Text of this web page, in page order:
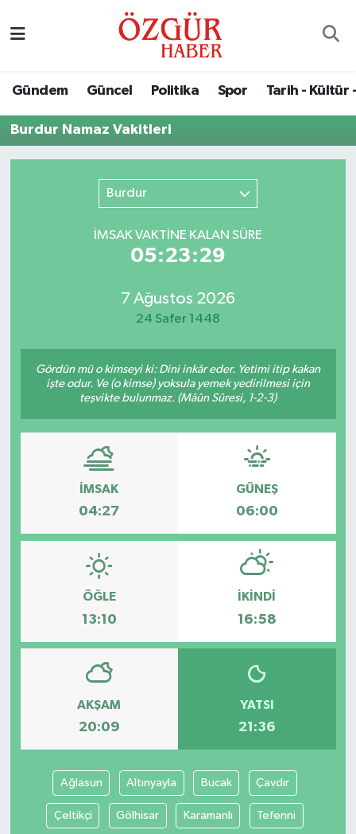
Gündem Güncel Politika Spor Tarih - Kültür
Burdur Namaz Vakitleri
Burdur
İMSAK VAKTİNE KALAN SÜRE
05:23:29
7 Ağustos 2026
24 Safer 1448
Gördün mü o kimseyi ki: Dini inkâr eder. Yetimi itip kakan
işte odur. Ve (o kimse) yoksula yemek yedirilmesi için
teşvikte bulunmaz. (Mâûn Sûresi, 1-2-3)
İMSAK
04:27
GÜNEŞ
06:00
ÖĞLE
13:10
İKINDI
16:58
AKŞAM
20:09
YATSI
21:36
Ağlasun Altınyayla Bucak Çavdır
Çeltikçi Gölhisar Karamanlı Tefenni
Ekonomi
Sağlık
Tarih - Kültür - Sanat - Turizm
Yaşam
Nöbetçi Eczaneler
Trafik Durumu
Tüm Manşetler
Son Dakika Haberleri